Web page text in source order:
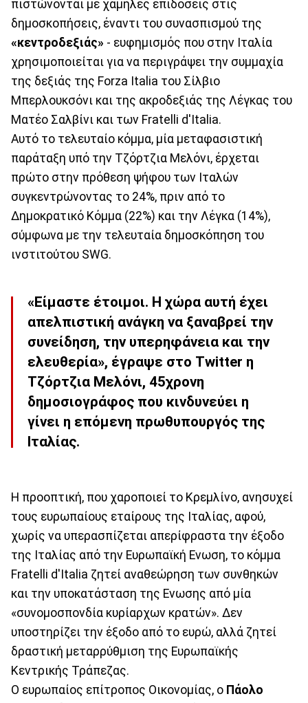
πιστώνονται με χαμηλές επιδόσεις στις
δημοσκοπήσεις, έναντι του συνασπισμού της
«κεντροδεξιάς» - ευφημισμός που στην Ιταλία
χρησιμοποιείται για να περιγράψει την συμμαχία
της δεξιάς της Forza Italia του Σίλβιο
Μπερλουκσόνι και της ακροδεξιάς της Λέγκας του
Ματέο Σαλβίνι και των Fratelli d'Italia.
Αυτό το τελευταίο κόμμα, μία μεταφασιστική
παράταξη υπό την Τζόρτζια Μελόνι, έρχεται
πρώτο στην πρόθεση ψήφου των Ιταλών
συγκεντρώνοντας το 24%, πριν από το
Δημοκρατικό Κόμμα (22%) και την Λέγκα (14%),
σύμφωνα με την τελευταία δημοσκόπηση του
ινστιτούτου SWG.
«Είμαστε έτοιμοι. Η χώρα αυτή έχει
απελπιστική ανάγκη να ξαναβρεί την
συνείδηση, την υπερηφάνεια και την
ελευθερία», έγραψε στο Twitter η
Τζόρτζια Μελόνι, 45χρονη
δημοσιογράφος που κινδυνεύει η
γίνει η επόμενη πρωθυπουργός της
Ιταλίας.
Η προοπτική, που χαροποιεί το Κρεμλίνο, ανησυχεί
τους ευρωπαίους εταίρους της Ιταλίας, αφού,
χωρίς να υπερασπίζεται απερίφραστα την έξοδο
της Ιταλίας από την Ευρωπαϊκή Ενωση, το κόμμα
Fratelli d'Italia ζητεί αναθεώρηση των συνθηκών
και την υποκατάσταση της Ενωσης από μία
«συνομοσπονδία κυρίαρχων κρατών». Δεν
υποστηρίζει την έξοδο από το ευρώ, αλλά ζητεί
δραστική μεταρρύθμιση της Ευρωπαϊκής
Κεντρικής Τράπεζας.
Ο ευρωπαίος επίτροπος Οικονομίας, ο Πάολο